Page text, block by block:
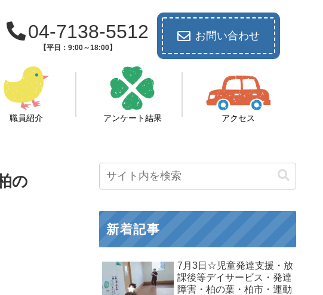
04-7138-5512
【平日：9:00～18:00】
お問い合わせ
職員紹介 アンケート結果 アクセス
の
新着記事
7月3日☆児童発達支援・放
課後等デイサービス・発達
障害・柏の葉・柏市・運動